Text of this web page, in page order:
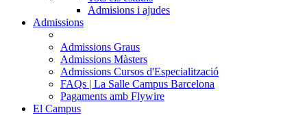
Admisions i ajudes
Admissions
Admissions Graus
Admissions Màsters
Admissions Cursos d'Especialització
FAQs | La Salle Campus Barcelona
Pagaments amb Flywire
El Campus